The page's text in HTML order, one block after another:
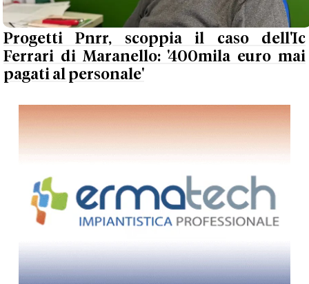
Progetti Pnrr, scoppia il caso dell'Ic
Ferrari di Maranello: '400mila euro mai
pagati al personale'